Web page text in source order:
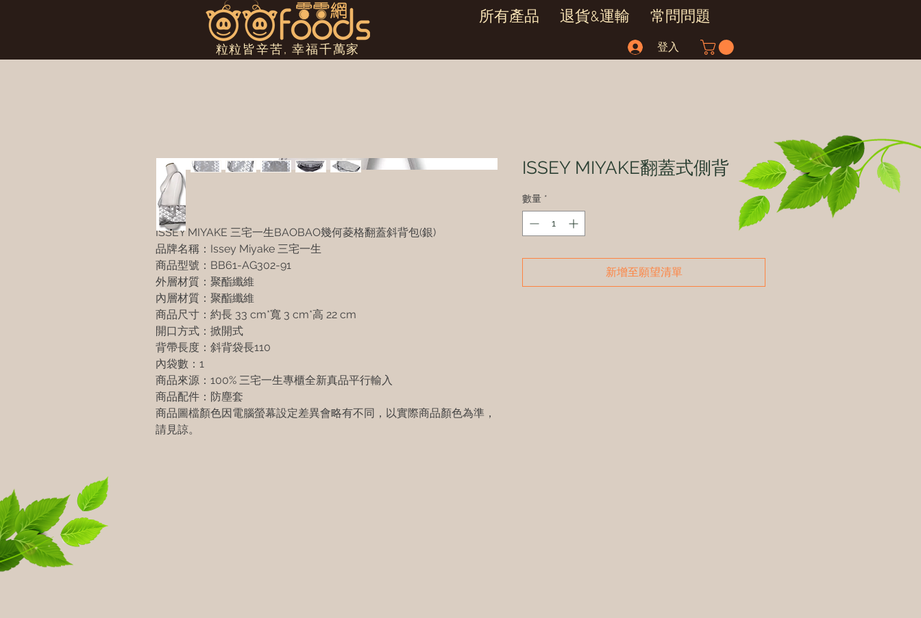
粒粒皆辛苦, 幸福千萬家
所有產品 退貨&運輸 常問問題
登入
ISSEY MIYAKE 三宅一生BAOBAO幾何菱格翻蓋斜背包(銀)
品牌名稱：Issey Miyake 三宅一生
商品型號：BB61-AG302-91
外層材質：聚酯纖維
內層材質：聚酯纖維
商品尺寸：約長 33 cm*寬 3 cm*高 22 cm
開口方式：掀開式
背帶長度：斜背袋長110
內袋數：1
商品來源：100% 三宅一生專櫃全新真品平行輸入
商品配件：防塵套
商品圖檔顏色因電腦螢幕設定差異會略有不同，以實際商品顏色為準，
請見諒。
ISSEY MIYAKE翻蓋式側背
數量 *
新增至願望清單